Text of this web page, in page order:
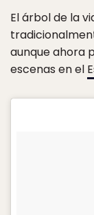
El árbol de la
aunque ahora
escenas en el